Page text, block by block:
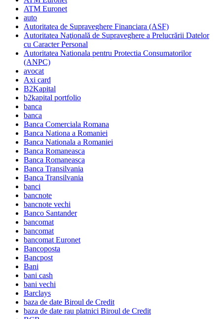
ATM Euronet
auto
Autoritatea de Supraveghere Financiara (ASF)
Autoritatea Naţională de Supraveghere a Prelucrării Datelor
cu Caracter Personal
Autoritatea Nationala pentru Protectia Consumatorilor
(ANPC)
avocat
Axi card
B2Kapital
b2kapital portfolio
banca
banca
Banca Comerciala Romana
Banca Nationa a Romaniei
Banca Nationala a Romaniei
Banca Romaneasca
Banca Romaneasca
Banca Transilvania
Banca Transilvania
banci
bancnote
bancnote vechi
Banco Santander
bancomat
bancomat
bancomat Euronet
Bancoposta
Bancpost
Bani
bani cash
bani vechi
Barclays
baza de date Biroul de Credit
baza de date rau platnici Biroul de Credit